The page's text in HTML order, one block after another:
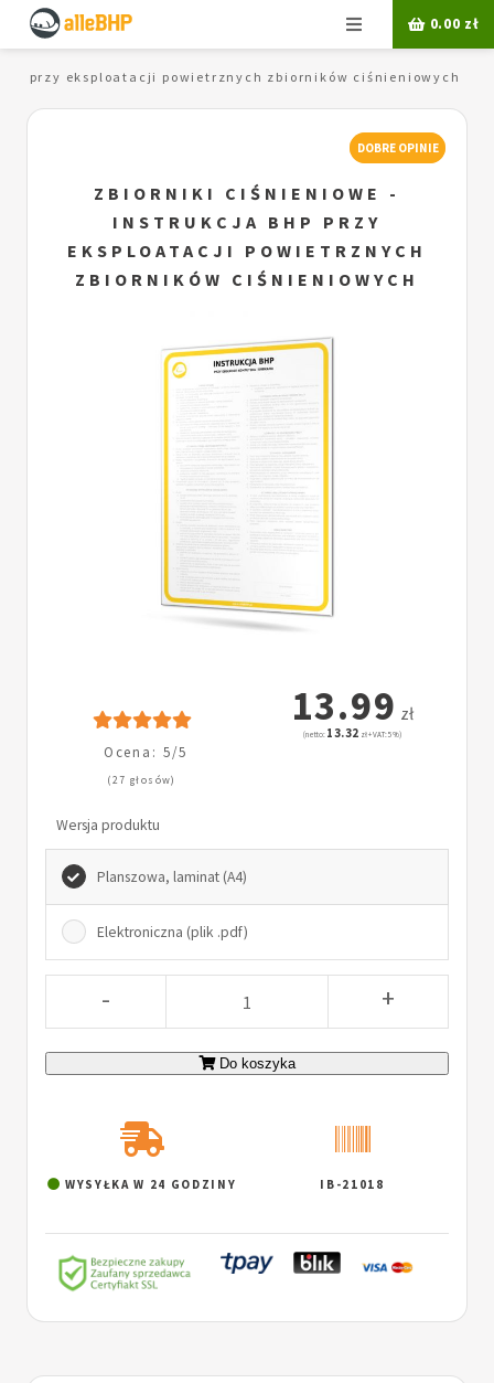
Menu 0.00 zł
przy eksploatacji powietrznych zbiorników ciśnieniowych
DOBRE OPINIE
ZBIORNIKI CIŚNIENIOWE -
INSTRUKCJA BHP PRZY
EKSPLOATACJI POWIETRZNYCH
ZBIORNIKÓW CIŚNIENIOWYCH
Ocena: 5/5
(27 głosów)
13.99 zł
(netto: 13.32 zł + VAT: 5%)
Wersja produktu
Planszowa, laminat (A4)
Elektroniczna (plik .pdf)
- +
Do koszyka
WYSYŁKA W 24 GODZINY IB-21018